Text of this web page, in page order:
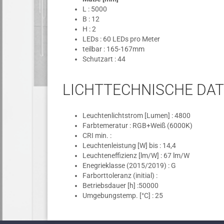
L : 5000
B : 12
H : 2
LEDs : 60 LEDs pro Meter
teilbar : 165-167mm
Schutzart : 44
LICHTTECHNISCHE
Leuchtenlichtstrom [Lumen] : 4800
Farbtemeratur : RGB+Weiß (6000K)
CRI min. :
Leuchtenleistung [W] bis : 14,4
Leuchteneffizienz [lm/W] : 67 lm/W
Enegrieklasse (2015/2019) : G
Farborttoleranz (initial) :
Betriebsdauer [h] :50000
Umgebungstemp. [°C] : 25